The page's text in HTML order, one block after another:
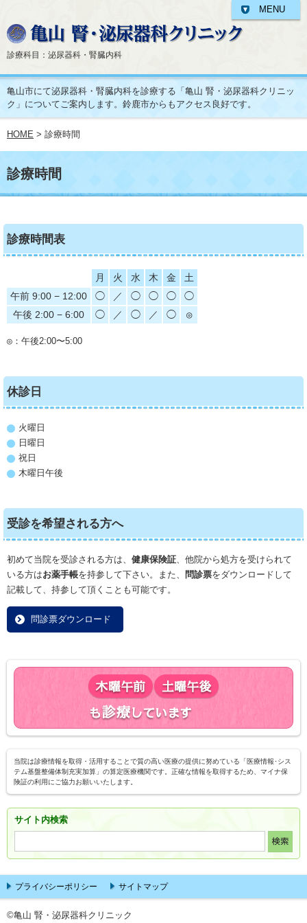
診療科目：泌尿器科・腎臓内科
亀山市にて泌尿器科・腎臓内科を診療する「亀山 腎・泌尿器科クリニッ
ク」についてご案内します。鈴鹿市からもアクセス良好です。
HOME > 診療時間
診療時間
診療時間表
月 火 水 木 金
土
午前 9:00 − 12:00
◯ ／ ◯ ◯ ◯
◯
午後 2:00 − 6:00
◯ ／ ◯ ／ ◯ ◎
◎ ：午後2:00〜5:00
休診日
火曜日
日曜日
祝日
木曜日午後
受診を希望される方へ
初めて当院を受診される方は、 健康保険証 、他院から処方を受けられて
いる方はお薬手帳を持参して下さい。また、 問診票をダウンロードして
記載して、持参して頂くことも可能です。
問診票ダウンロード
MENU
当院は診療情報を取得・活用することで質の高い医療の提供に努めている「医療情報･シス
テム基盤整備体制充実加算」の算定医療機関です。正確な情報を取得するため、マイナ保
険証の利用にご協力お願いいたします。
サイト内検索
プライバシーポリシー サイトマップ
©亀山 腎・泌尿器科クリニック